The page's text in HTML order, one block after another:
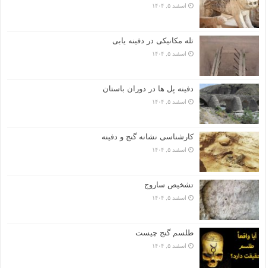
اسفند ۵, ۱۴۰۴
تله مکانیکی در دفینه یابی
اسفند ۵, ۱۴۰۴
دفینه پل ها در دوران باستان
اسفند ۵, ۱۴۰۴
کارشناسی نشانه گنج و دفینه
اسفند ۵, ۱۴۰۴
تشخیص ساروج
اسفند ۵, ۱۴۰۴
طلسم گنج چیست
اسفند ۵, ۱۴۰۴